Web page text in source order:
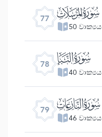
77 ﯺ
50 වාක්‍යය
78 ﯻ
40 වාක්‍යය
79 ﯼ
46 වාක්‍යය